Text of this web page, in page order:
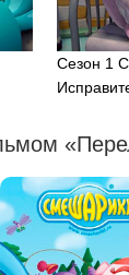
Сезон 1